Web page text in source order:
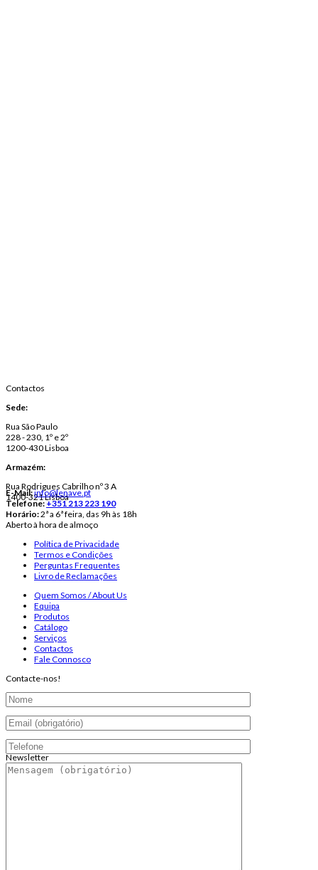
Contactos
Sede:
Rua São Paulo
228 - 230, 1º e 2º
1200-430 Lisboa
Armazém:
Rua Rodrigues Cabrilho nº 3 A
1400-321 Lisboa
E-Mail:info@lenave.pt
Telefone:+351 213 223 190
Horário:2ª a 6ª feira, das 9h às 18h
Aberto à hora de almoço
Política de Privacidade
Termos e Condições
Perguntas Frequentes
Livro de Reclamações
Quem Somos / About Us
Equipa
Produtos
Catálogo
Serviços
Contactos
Fale Connosco
Contacte-nos!
Newsletter
Endereço de email: